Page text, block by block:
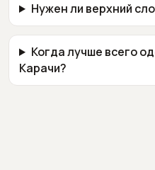
Нужен ли верхний
Когда лучше всего
Карачи?